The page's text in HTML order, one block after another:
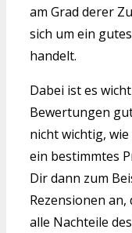
am Grad derer
sich um ein
handelt.
Dabei ist es
Bewertungen
nicht wichtig,
ein bestimmtes
Dir dann zum
Rezensionen
alle Nachteile